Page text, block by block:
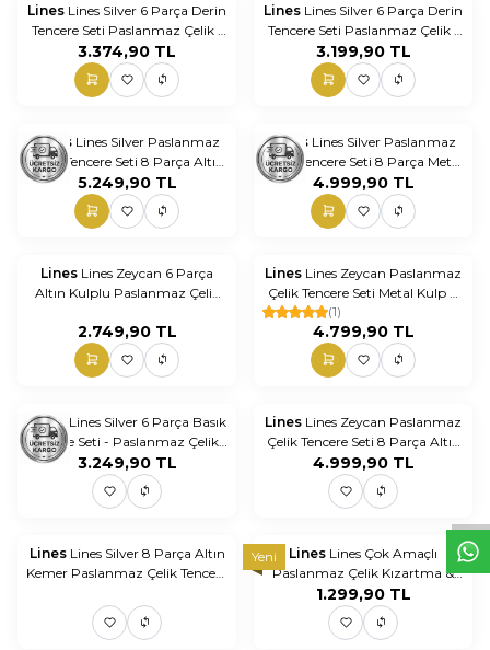
Lines Lines Silver 6 Parça Derin
Tencere Seti Paslanmaz Çelik -
Altın kulp
3.374,90 TL
Lines Lines Silver 6 Parça Derin
Tencere Seti Paslanmaz Çelik -
Metal Kulp
3.199,90TL
Lines Lines Silver Paslanmaz
Çelik Tencere Seti 8 Parça Altın
Kulplu
5.249,90TL
Lines Lines Silver Paslanmaz
Çelik Tencere Seti 8 Parça Metal
Kulplu
4.999,90TL
Lines Lines Zeycan 6 Parça
Altın Kulplu Paslanmaz Çelik
2.749,90TL
Lines Lines Zeycan Paslanmaz
Çelik Tencere Seti Metal Kulp 8
(1)
4.799,90TL
Lines Lines Silver 6 Parça Basık
Tencere Seti - Paslanmaz Çelik -
Metal Kulp
3.249,90TL
Lines Lines Zeycan Paslanmaz
Çelik Tencere Seti 8 Parça Altın
Kulp
4.999,90TL
Lines Lines Silver 8 Parça Altın
Kemer Paslanmaz Çelik Tencere
Yeni
Lines Lines Çok Amaçlı
Paslanmaz Çelik Kızartma &
Sebze Haşlama Potu – Süzgeç
Aparatlı, 4 parça 2 Litre
1.299,90TL